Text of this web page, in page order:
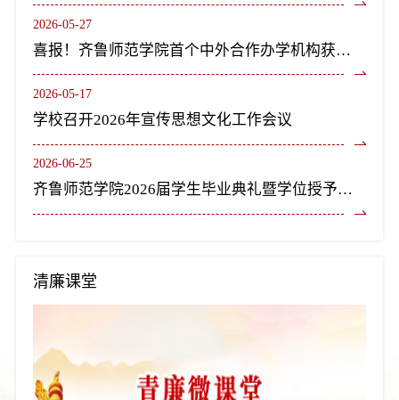
2026-05-27
喜报！齐鲁师范学院首个中外合作办学机构获教育部正式批复设立
2026-05-17
学校召开2026年宣传思想文化工作会议
2026-06-25
齐鲁师范学院2026届学生毕业典礼暨学位授予仪式隆重举行
清廉课堂